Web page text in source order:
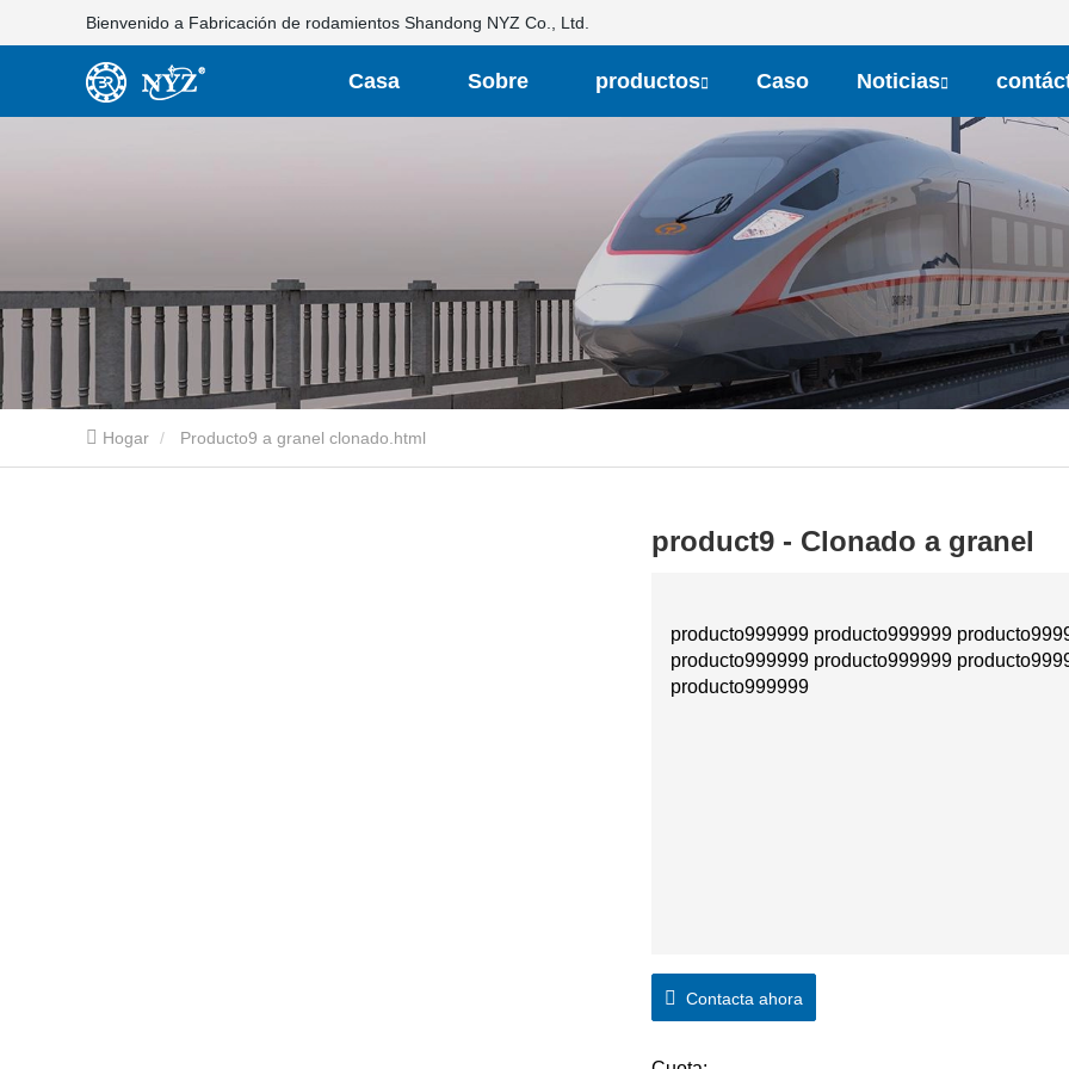
Bienvenido a Fabricación de rodamientos Shandong NYZ Co., Ltd.
Casa Sobre productos Caso Noticias
Hogar Producto9 a granel clonado.html
product9 - Clonado a granel
producto999999 producto999999
producto999999 producto999999
producto999999
Contacta ahora